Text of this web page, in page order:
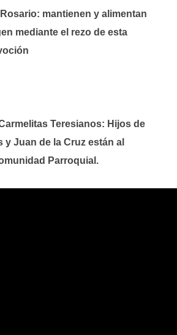
mantienen y alimentan
mediante el rezo de esta
Teresianos: Hijos de
y Juan de la Cruz están al
Parroquial.